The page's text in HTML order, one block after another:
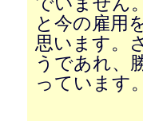
と今の雇用
思います。
うであれ、
っています